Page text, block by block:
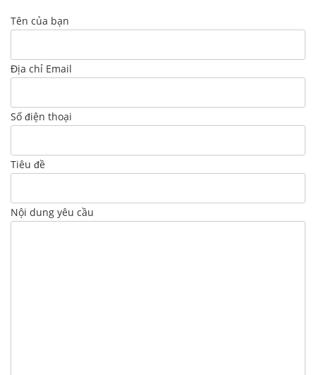
Tên của bạn
Địa chỉ Email
Số điện thoại
Tiêu đề
Nội dung yêu cầu